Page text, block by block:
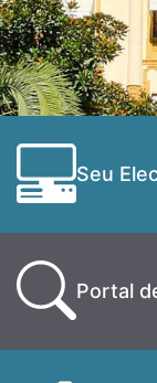
Seu
Portal